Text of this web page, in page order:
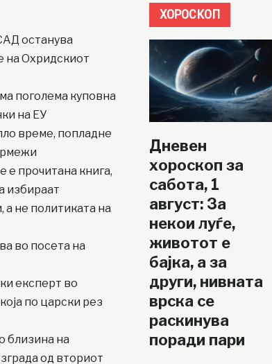
останува
на Охридскиот
поголема куповна
на ЕУ
време, попладне
е прочитана книга,
избираат
а не политиката на
во посета на
експерт во
по царски рез
близина на
од вториот
ХОРОСКОП
Дневен
хороскоп за
сабота, 1
август: За
некои луѓе,
животот е
бајка, а за
други, нивната
врска се
раскинува
поради пари